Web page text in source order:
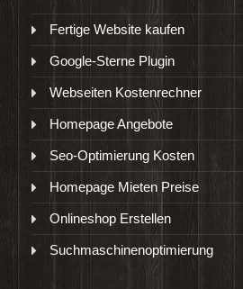
Fertige Website kaufen
Google-Sterne Plugin
Webseiten Kostenrechner
Homepage Angebote
Seo-Optimierung Kosten
Homepage Mieten Preise
Onlineshop Erstellen
Suchmaschinenoptimierung